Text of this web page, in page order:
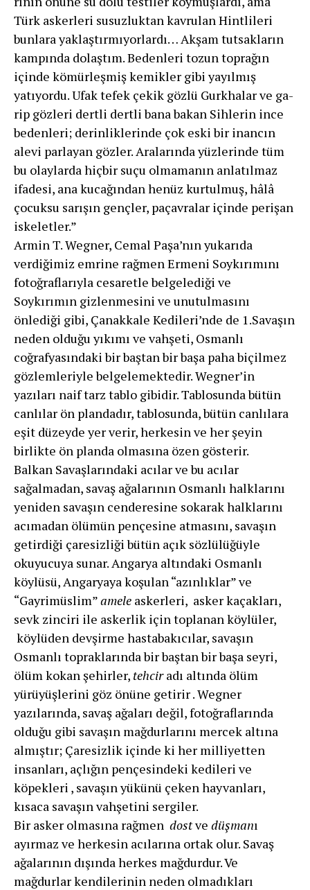
Türk as­kerleri susuzluktan kavrulan Hintlileri
bunlara yaklaştır­mıyorlardı… Akşam tutsakların
kampında dolaştım. Bedenleri tozun toprağın
içinde kömürleşmiş kemikler gibi yayıl­mış
yatıyordu. Ufak tefek çekik gözlü Gurkhalar ve ga­
rip gözleri dertli dertli bana bakan Sihlerin ince
beden­leri; derinliklerinde çok eski bir inancın
alevi parlayan gözler. Aralarında yüzlerinde tüm
bu olaylarda hiçbir suçu olmamanın anlatılmaz
ifadesi, ana kucağından henüz kurtulmuş, hâlâ
çocuksu sarışın gençler, paçav­ralar içinde perişan
iskeletler.”
Armin T. Wegner, Cemal Paşa’nın yukarıda
verdiğimiz emrine rağmen Ermeni Soykırımını
fotoğraflarıyla cesaretle belgelediği ve
Soykırımın gizlenmesini ve unutulmasını
önlediği gibi, Çanakkale Kedileri’nde de 1.Savaşın
neden olduğu yıkımı ve vahşeti, Osmanlı
coğrafyasındaki bir baştan bir başa paha biçilmez
gözlemleriyle belgelemektedir. Wegner’in
yazıları naif tarz tablo gibidir. Tablosunda bütün
canlılar ön plandadır, tablosunda, bütün canlılara
eşit düzeyde yer verir, herkesin ve her şeyin
birlikte ön planda olmasına özen gösterir.
Balkan Savaşlarındaki acılar ve bu acılar
sağalmadan, savaş ağalarının Osmanlı halklarını
yeniden savaşın cenderesine sokarak halklarını
acımadan ölümün pençesine atmasını, savaşın
getirdiği çaresizliği bütün açık sözlülüğüyle
okuyucuya sunar. Angarya altındaki Osmanlı
köylüsü, Angaryaya koşulan “azınlıklar” ve
“Gayrimüslim”amele askerleri, asker kaçakları,
sevk zinciri ile askerlik için toplanan köylüler,
köylüden devşirme hastabakıcılar, savaşın
Osmanlı topraklarında bir baştan bir başa seyri,
ölüm kokan şehirler, tehciradı altında ölüm
yürüyüşlerini göz önüne getirir . Wegner
yazılarında, savaş ağaları değil, fotoğraflarında
olduğu gibi savaşın mağdurlarını mercek altına
almıştır; Çaresizlik içinde ki her milliyetten
insanları, açlığın pençesindeki kedileri ve
köpekleri , savaşın yükünü çeken hayvanları,
kısaca savaşın vahşetini sergiler.
Bir asker olmasına rağmen dostve düşmanı
ayırmaz ve herkesin acılarına ortak olur. Savaş
ağalarının dışında herkes mağdurdur. Ve
mağdurlar kendilerinin neden olmadıkları